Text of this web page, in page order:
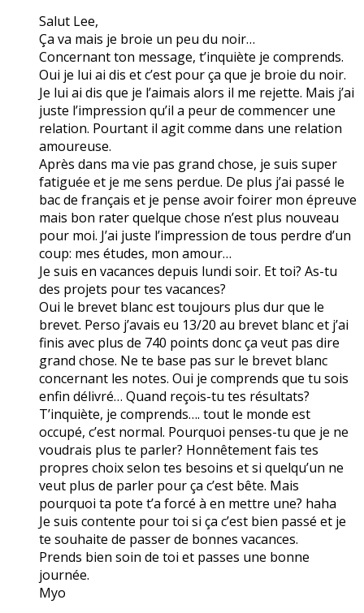
Salut Lee,
Ça va mais je broie un peu du noir…
Concernant ton message, t’inquiète je comprends.
Oui je lui ai dis et c’est pour ça que je broie du noir.
Je lui ai dis que je l’aimais alors il me rejette. Mais j’ai
juste l’impression qu’il a peur de commencer une
relation. Pourtant il agit comme dans une relation
amoureuse.
Après dans ma vie pas grand chose, je suis super
fatiguée et je me sens perdue. De plus j’ai passé le
bac de français et je pense avoir foirer mon épreuve
mais bon rater quelque chose n’est plus nouveau
pour moi. J’ai juste l’impression de tous perdre d’un
coup: mes études, mon amour…
Je suis en vacances depuis lundi soir. Et toi? As-tu
des projets pour tes vacances?
Oui le brevet blanc est toujours plus dur que le
brevet. Perso j’avais eu 13/20 au brevet blanc et j’ai
finis avec plus de 740 points donc ça veut pas dire
grand chose. Ne te base pas sur le brevet blanc
concernant les notes. Oui je comprends que tu sois
enfin délivré… Quand reçois-tu tes résultats?
T’inquiète, je comprends…. tout le monde est
occupé, c’est normal. Pourquoi penses-tu que je ne
voudrais plus te parler? Honnêtement fais tes
propres choix selon tes besoins et si quelqu’un ne
veut plus de parler pour ça c’est bête. Mais
pourquoi ta pote t’a forcé à en mettre une? haha
Je suis contente pour toi si ça c’est bien passé et je
te souhaite de passer de bonnes vacances.
Prends bien soin de toi et passes une bonne
journée.
Myo